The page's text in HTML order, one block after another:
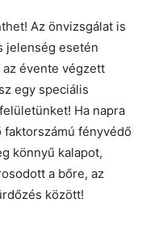
Az önvizsgálat is
jelenség esetén
évente végzett
egy speciális
Ha napra
fényvédő
könnyű kalapot,
a bőre, az
között!